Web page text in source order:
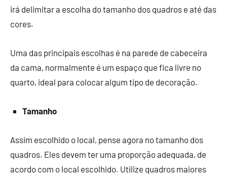
irá delimitar a escolha do tamanho dos quadros e até das
cores.
Uma das principais escolhas é na parede de cabeceira
da cama, normalmente é um espaço que fica livre no
quarto, ideal para colocar algum tipo de decoração.
Tamanho
Assim escolhido o local, pense agora no tamanho dos
quadros. Eles devem ter uma proporção adequada, de
acordo com o local escolhido. Utilize quadros maiores